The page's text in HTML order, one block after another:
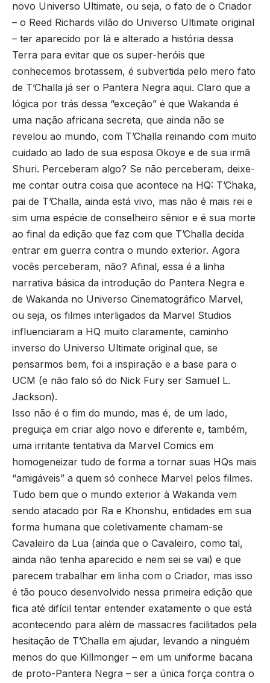
novo Universo Ultimate, ou seja, o fato de o Criador
– o Reed Richards vilão do Universo Ultimate original
– ter aparecido por lá e alterado a história dessa
Terra para evitar que os super-heróis que
conhecemos brotassem, é subvertida pelo mero fato
de T’Challa já ser o Pantera Negra aqui. Claro que a
lógica por trás dessa “exceção” é que Wakanda é
uma nação africana secreta, que ainda não se
revelou ao mundo, com T’Challa reinando com muito
cuidado ao lado de sua esposa Okoye e de sua irmã
Shuri. Perceberam algo? Se não perceberam, deixe-
me contar outra coisa que acontece na HQ: T’Chaka,
pai de T’Challa, ainda está vivo, mas não é mais rei e
sim uma espécie de conselheiro sênior e é sua morte
ao final da edição que faz com que T’Challa decida
entrar em guerra contra o mundo exterior. Agora
vocês perceberam, não? Afinal, essa é a linha
narrativa básica da introdução do Pantera Negra e
de Wakanda no Universo Cinematográfico Marvel,
ou seja, os filmes interligados da Marvel Studios
influenciaram a HQ muito claramente, caminho
inverso do Universo Ultimate original que, se
pensarmos bem, foi a inspiração e a base para o
UCM (e não falo só do Nick Fury ser Samuel L.
Jackson).
Isso não é o fim do mundo, mas é, de um lado,
preguiça em criar algo novo e diferente e, também,
uma irritante tentativa da Marvel Comics em
homogeneizar tudo de forma a tornar suas HQs mais
“amigáveis” a quem só conhece Marvel pelos filmes.
Tudo bem que o mundo exterior à Wakanda vem
sendo atacado por Ra e Khonshu, entidades em sua
forma humana que coletivamente chamam-se
Cavaleiro da Lua (ainda que o Cavaleiro, como tal,
ainda não tenha aparecido e nem sei se vai) e que
parecem trabalhar em linha com o Criador, mas isso
é tão pouco desenvolvido nessa primeira edição que
fica até difícil tentar entender exatamente o que está
acontecendo para além de massacres facilitados pela
hesitação de T’Challa em ajudar, levando a ninguém
menos do que Killmonger – em um uniforme bacana
de proto-Pantera Negra – ser a única força contra o